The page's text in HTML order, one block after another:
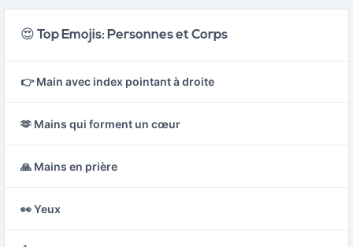
😍 Top Emojis: Personnes et Corps
👉 Main avec index pointant à droite
🫶 Mains qui forment un cœur
🙏 Mains en prière
👀 Yeux